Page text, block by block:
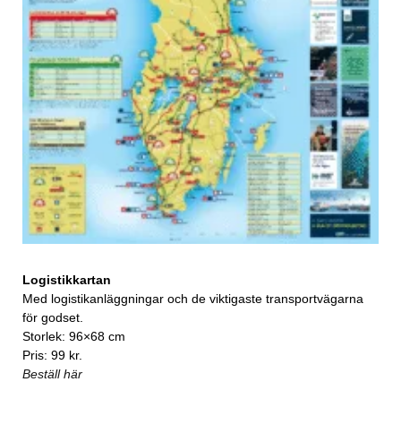
Logistikkartan
Med logistikanläggningar och de viktigaste transportvägarna
för godset.
Storlek: 96×68 cm
Pris: 99 kr.
Beställ här